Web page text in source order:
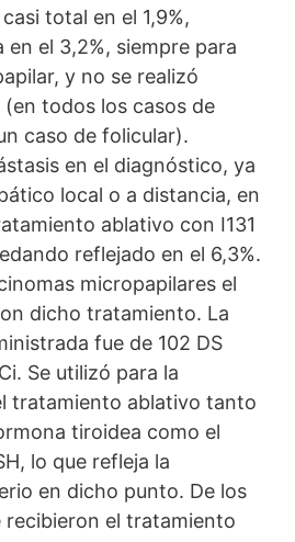
total en el 1,9%,
el 3,2%, siempre para
y no se realizó
(en todos los casos de
caso de folicular).
en el diagnóstico, ya
local o a distancia, en
ablativo con I131
reflejado en el 6,3%.
micropapilares el
dicho tratamiento. La
fue de 102 DS
Se utilizó para la
tratamiento ablativo tanto
tiroidea como el
lo que refleja la
en dicho punto. De los
recibieron el tratamiento